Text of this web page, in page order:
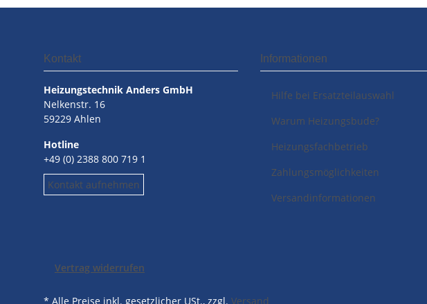
Kontakt
Heizungstechnik Anders GmbH
Nelkenstr. 16
59229 Ahlen
Hotline
+49 (0) 2388 800 719 1
Kontakt aufnehmen
Informationen
Hilfe bei Ersatzteilauswahl
Warum Heizungsbude?
Heizungsfachbetrieb
Zahlungsmöglichkeiten
Versandinformationen
Vertrag widerrufen
* Alle Preise inkl. gesetzlicher USt., zzgl. Versand